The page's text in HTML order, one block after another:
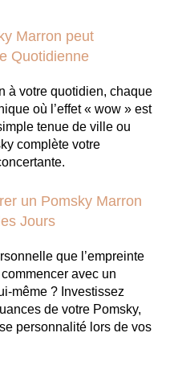
Marron peut
Quotidienne
à votre quotidien, chaque
où l’effet « wow » est
tenue de ville ou
complète votre
un Pomsky Marron
Jours
que l’empreinte
avec un
même ? Investissez
de votre Pomsky,
personnalité lors de vos